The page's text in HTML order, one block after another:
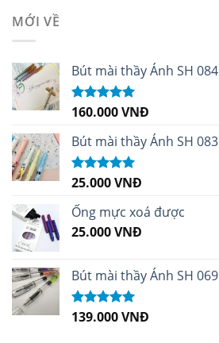
MỚI VỀ
Bút mài thầy Ánh SH 084
Được xếp
sao
160.000VNĐ
Bút mài thầy Ánh SH 083
Được xếp
sao
25.000VNĐ
Ống mực xoá được
25.000VNĐ
Bút mài thầy Ánh SH 069
Được xếp
139.000VNĐ